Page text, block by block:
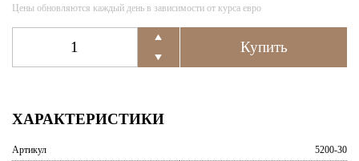
Цены обновляются каждый день в зависимости от курса евро
ХАРАКТЕРИСТИКИ
Артикул
5200-30